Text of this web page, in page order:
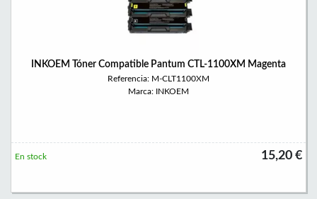
INKOEM Tóner Compatible Pantum CTL-1100XM Magenta
Referencia: M-CLT1100XM
Marca: INKOEM
15,20 €
En stock